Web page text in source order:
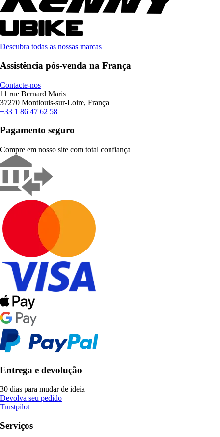
Descubra todas as nossas marcas
Assistência pós-venda na França
Contacte-nos
11 rue Bernard Maris
37270 Montlouis-sur-Loire, França
+33 1 86 47 62 58
Pagamento seguro
Compre em nosso site com total confiança
Entrega e devolução
30 dias para mudar de ideia
Devolva seu pedido
Trustpilot
Serviços